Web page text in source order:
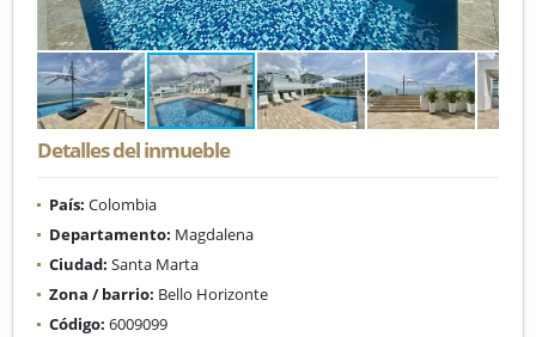
Detalles del inmueble
País: Colombia
Departamento: Magdalena
Ciudad: Santa Marta
Zona / barrio: Bello Horizonte
Código: 6009099